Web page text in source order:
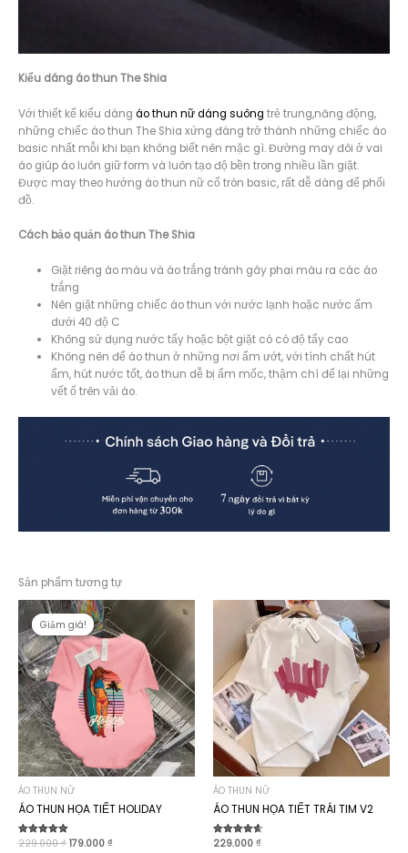
Kiểu dáng áo thun The Shia
Với thiết kế kiểu dáng áo thun nữ dáng suông trẻ trung,năng động,
những chiếc áo thun The Shia xứng đáng trở thành những chiếc áo
basic nhất mỗi khi bạn không biết nên mặc gì. Đường may đôi ở vai
áo giúp áo luôn giữ form và luôn tạo độ bền trong nhiều lần giặt.
Được may theo hướng áo thun nữ cổ tròn basic, rất dễ dàng để phối
đồ.
Cách bảo quản áo thun The Shia
Giặt riêng áo màu và áo trắng tránh gây phai màu ra các áo
trắng
Nên giặt những chiếc áo thun với nước lạnh hoặc nước ấm
dưới 40 độ C
Không sử dụng nước tẩy hoặc bột giặt có có độ tẩy cao
Không nên để áo thun ở những nơi ẩm ướt, với tính chất hút
ẩm, hút nước tốt, áo thun dễ bị ẩm mốc, thậm chí để lại những
vết ố trên vải áo.
Sản phẩm tương tự
Giảm giá!
Giảm giá!
ÁO THUN NỮ
ÁO THUN HỌA TIẾT HOLIDAY
Được xếp
229.000₫ Giá
179.000 ₫
ÁO THUN NỮ
ÁO THUN HỌA TIẾT TRÁI TIM V2
Được xếp
229.000 ₫